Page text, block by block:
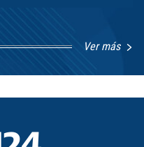
Ver más